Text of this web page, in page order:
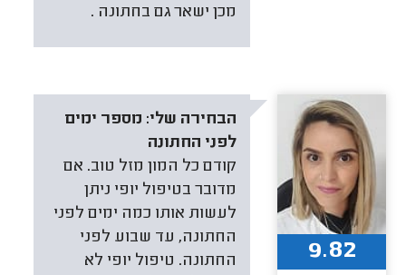
מכן ישאר גם בחתונה .
הבחירה שלי: מספר ימים
לפני החתונה
קודם כל המון מזל טוב. אם
מדובר בטיפול יופי ניתן
לעשות אותו כמה ימים לפני
החתונה, עד שבוע לפני
החתונה. טיפול יופי לא
9.82